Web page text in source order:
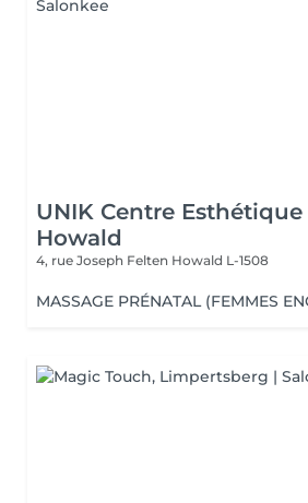
UNIK Centre Esthétique
Howald
4, rue Joseph Felten Howald L-1508
MASSAGE PRÉNATAL (FEMMES